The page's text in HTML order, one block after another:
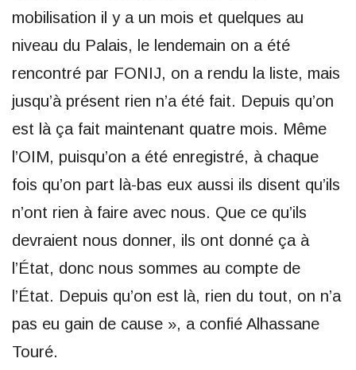
mobilisation il y a un mois et quelques au
niveau du Palais, le lendemain on a été
rencontré par FONIJ, on a rendu la liste, mais
jusqu’à présent rien n’a été fait. Depuis qu’on
est là ça fait maintenant quatre mois. Même
l’OIM, puisqu’on a été enregistré, à chaque
fois qu’on part là-bas eux aussi ils disent qu’ils
n’ont rien à faire avec nous. Que ce qu’ils
devraient nous donner, ils ont donné ça à
l’État, donc nous sommes au compte de
l’État. Depuis qu’on est là, rien du tout, on n’a
pas eu gain de cause », a confié Alhassane
Touré.